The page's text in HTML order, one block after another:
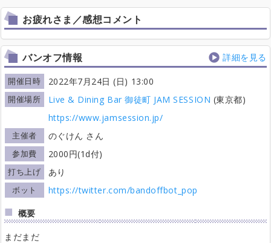
お疲れさま／感想コメント
バンオフ情報 詳細を見る
開催日時 2022年7月24日 (日) 13:00
開催場所 Live & Dining Bar 御徒町 JAM SESSION (東京都)
https://www.jamsession.jp/
主催者 のぐけん さん
参加費 2000円(1d付)
打ち上げ あり
ボット
https://twitter.com/bandoffbot_pop
概要
まだまだ